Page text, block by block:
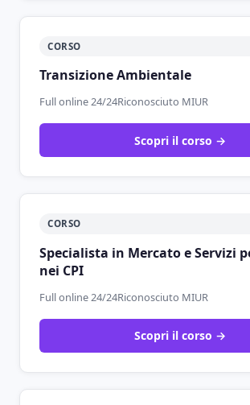
CORSO
Transizione Ambientale
Full online 24/24Riconosciuto MIUR
Scopri il corso →
CORSO
Specialista in Mercato e Servizi
nei CPI
Full online 24/24Riconosciuto MIUR
Scopri il corso →